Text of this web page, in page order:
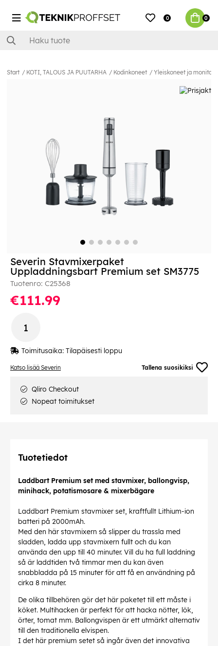
0 0
Start KOTI, TALOUS JA PUUTARHA Kodinkoneet Yleiskoneet ja
Katso lisää Severin Tallena suosikiksi
Severin Stavmixerpaket
Uppladdningsbart Premium set SM3775
Tuotenro: C25368
€111.99
Toimitusaika: Tilapäisesti loppu
Qliro Checkout
Nopeat toimitukset
Tuotetiedot
Laddbart Premium set med stavmixer, ballongvisp,
minihack, potatismosare & mixerbägare
Laddbart Premium stavmixer set, kraftfullt Lithium-ion
batteri på 2000mAh.
Med den här stavmixern så slipper du trassla med
sladden, ladda upp stavmixern fullt och du kan
använda den upp till 40 minuter. Vill du ha full laddning
så är laddtiden två timmar men du kan även
snabbladda på 15 minuter för att få en användning på
cirka 8 minuter.
De olika tillbehören gör det här paketet till ett måste i
köket. Multihacken är perfekt för att hacka nötter, lök,
örter, tomat mm. Ballongvispen är ett utmärkt alternativ
till den traditionella elvispen.
I det här premium setet så ingår även det innovativa